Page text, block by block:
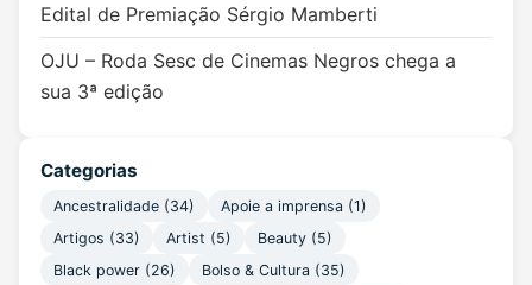
Edital de Premiação Sérgio Mamberti
OJU – Roda Sesc de Cinemas Negros chega a
sua 3ª edição
Categorias
Ancestralidade (34) Apoie a imprensa (1)
Artigos (33) Artist (5) Beauty (5)
Black power (26) Bolso & Cultura (35)